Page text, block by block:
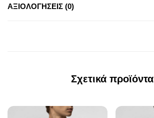
ΑΞΙΟΛΟΓΉΣΕΙΣ (0)
Σχετικά προϊόντα